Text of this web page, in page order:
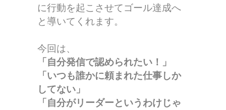
に行動を起こさせてゴール達成へ
と導いてくれます。
今回は、
「自分発信で認められたい！」
「いつも誰かに頼まれた仕事しか
してない」
「自分がリーダーというわけじゃ